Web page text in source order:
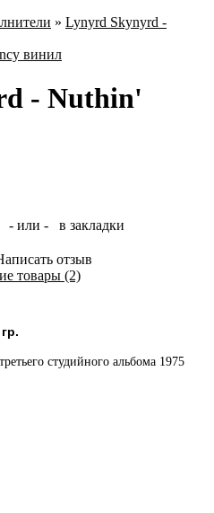
» Lynyrd Skynyrd -
- Nuthin'
- или -
в закладки
отзыв
товары (2)
студийного альбома 1975